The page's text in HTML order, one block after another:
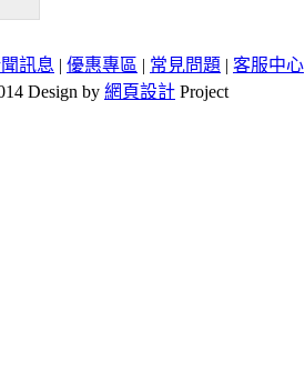
訊息 | 優惠專區 | 常見問題 | 客服中心
Design by 網頁設計 Project